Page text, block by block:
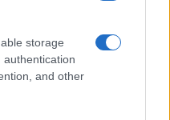
storage
authentication
and other
$6.51